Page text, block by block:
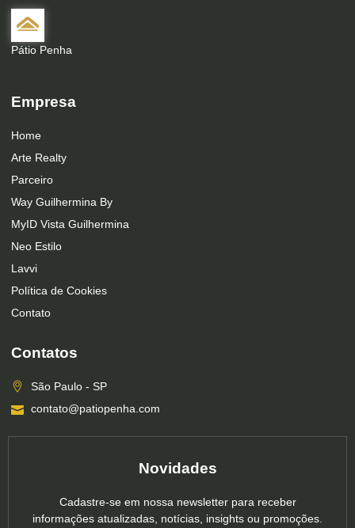
Pátio Penha
Empresa
Home
Arte Realty
Parceiro
Way Guilhermina By
MyID Vista Guilhermina
Neo Estilo
Lavvi
Política de Cookies
Contato
Contatos
São Paulo - SP
contato@patiopenha.com
Novidades
Cadastre-se em nossa newsletter para receber
informações atualizadas, notícias, insights ou promoções.